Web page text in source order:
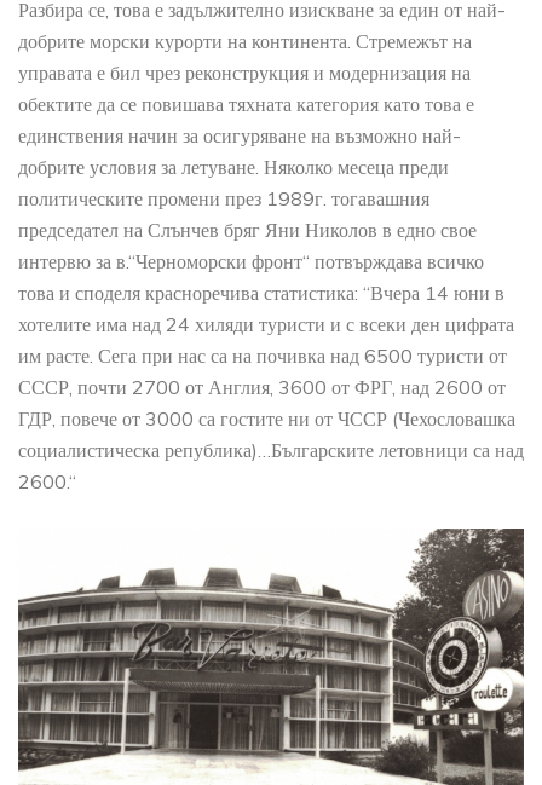
Разбира се, това е задължително изискване за един от най-
добрите морски курорти на континента. Стремежът на
управата е бил чрез реконструкция и модернизация на
обектите да се повишава тяхната категория като това е
единствения начин за осигуряване на възможно най-
добрите условия за летуване. Няколко месеца преди
политическите промени през 1989г. тогавашния
председател на Слънчев бряг Яни Николов в едно свое
интервю за в.“Черноморски фронт“ потвърждава всичко
това и споделя красноречива статистика: “Вчера 14 юни в
хотелите има над 24 хиляди туристи и с всеки ден цифрата
им расте. Сега при нас са на почивка над 6500 туристи от
СССР, почти 2700 от Англия, 3600 от ФРГ, над 2600 от
ГДР, повече от 3000 са гостите ни от ЧССР (Чехословашка
социалистическа република)…Българските летовници са над
2600.“